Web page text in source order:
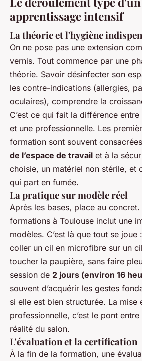
apprentissage intensif
La théorie et l'hygiène
On ne pose pas une extension
vernis. Tout commence par une
théorie. Savoir désinfecter son
les contre-indications (allergies,
oculaires), comprendre la
C’est ce qui fait la différence
et une professionnelle. Les
formation sont souvent
de l’espace de travail et à la
choisie, un matériel non stérile, et
qui part en fumée.
La pratique sur modèle réel
Après les bases, place au
formations à Toulouse inclut une
modèles. C’est là que tout se joue
coller un cil en microfibre sur un
toucher la paupière, sans faire
session de 2 jours (environ 16
souvent d’acquérir les gestes
si elle est bien structurée. La mise
professionnelle, c’est le pont
réalité du salon.
L'évaluation et la certification
À la fin de la formation, une